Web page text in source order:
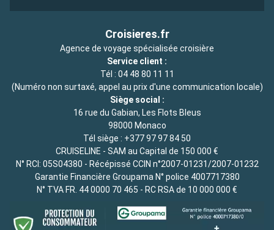
Croisieres.fr
Agence de voyage spécialisée croisière
Service client :
Tél : 04 48 80 11 11
(Numéro non surtaxé, appel au prix d'une communication locale)
Siège social :
16 rue du Gabian, Les Flots Bleus
98000 Monaco
Tél siège : +377 97 97 84 50
CRUISELINE - SAM au Capital de 150 000 €
N° RCI: 05S04380 - Récépissé CCIN n°2007-01231/2007-01232
Garantie Financière Groupama N° police 4007717380
N° TVA FR. 44 0000 70 465 - RC RSA de 10 000 000 €